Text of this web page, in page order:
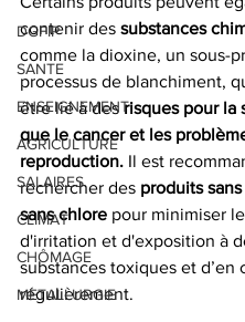
DGFIP
SANTE
ENSEIGNEMENT
AGRICULTURE
SALAIRES
CLIMAT
CHÔMAGE
METALLURGIE
contenir des substances
comme la dioxine, un sous-
processus de blanchiment,
être lié à des risques pour la
que le cancer et les
reproduction. Il est
rechercher des produits
sans chlore pour minimiser
d'irritation et d'exposition à
substances toxiques et d’en
régulièrement.